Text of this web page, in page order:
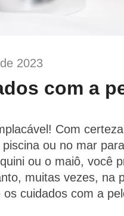
2023
com a
Com
ou no mar
ou o maiô, você
muitas vezes, na
cuidados com a